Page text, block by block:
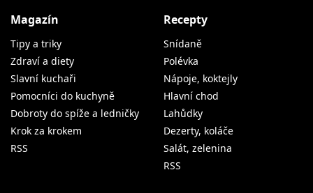
Magazín
Tipy a triky
Zdraví a diety
Slavní kuchaři
Pomocníci do kuchyně
Dobroty do spíže a ledničky
Krok za krokem
RSS
Recepty
Snídaně
Polévka
Nápoje, koktejly
Hlavní chod
Lahůdky
Dezerty, koláče
Salát, zelenina
RSS